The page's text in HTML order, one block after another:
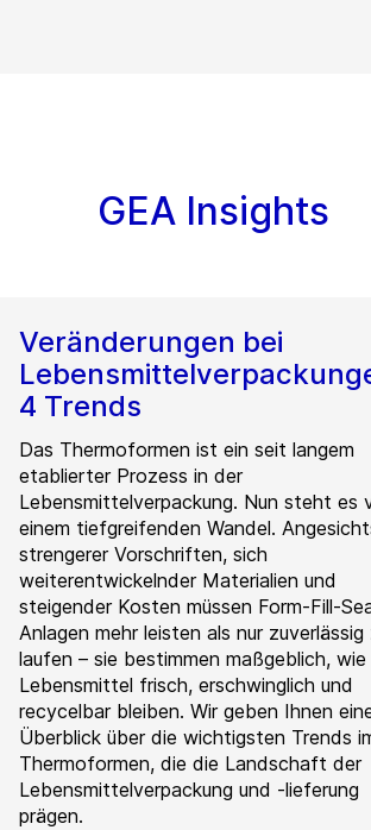
GEA Insights
Veränderungen bei
4 Trends
Das Thermoformen ist ein seit langem
etablierter Prozess in der
Lebensmittelverpackung. Nun steht es
einem tiefgreifenden Wandel.
strengerer Vorschriften, sich
weiterentwickelnder Materialien und
steigender Kosten müssen Form-Fill-
Anlagen mehr leisten als nur zuverlässig
laufen – sie bestimmen maßgeblich, wie
Lebensmittel frisch, erschwinglich und
recycelbar bleiben. Wir geben Ihnen
Überblick über die wichtigsten Trends
Thermoformen, die die Landschaft der
Lebensmittelverpackung und -lieferung
prägen.